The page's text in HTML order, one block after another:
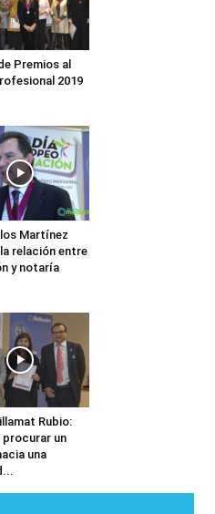
Premios al
2019
Martínez
relación entre
y notaría
Rubio:
procurar un
una